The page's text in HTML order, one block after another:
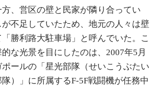
、営区の壁と民家が隣り合ってい
不足していたため、地元の人々は壁
勝利路大駐車場」と呼んでいた。こ
な光景を目にしたのは、2007年5月
ールの「星光部隊（せいこうぶたい
）」に所属するF-5F戦闘機が任務中